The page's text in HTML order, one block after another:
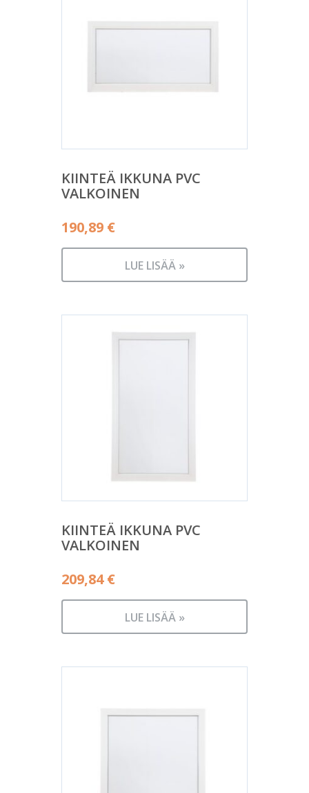
KIINTEÄ IKKUNA PVC
VALKOINEN
190,89 €
LUE LISÄÄ »
KIINTEÄ IKKUNA PVC
VALKOINEN
209,84€
LUE LISÄÄ »